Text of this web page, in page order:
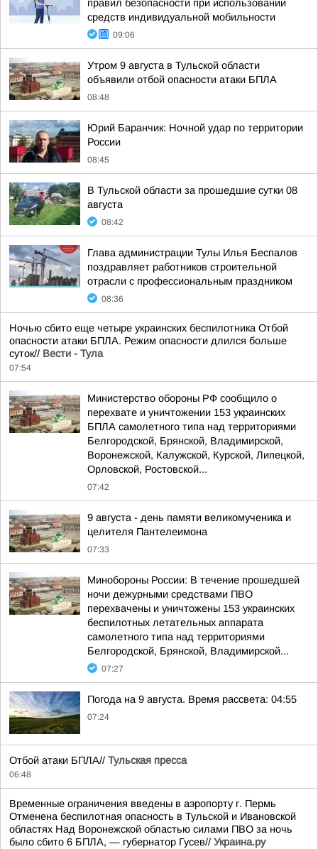
правил безопасности при использовании
средств индивидуальной мобильности
09:06
Утром 9 августа в Тульской области
объявили отбой опасности атаки БПЛА
08:48
Юрий Баранчик: Ночной удар по территории
России
08:45
В Тульской области за прошедшие сутки 08
августа
08:42
Глава администрации Тулы Илья Беспалов
поздравляет работников строительной
отрасли с профессиональным праздником
08:36
Ночью сбито еще четыре украинских беспилотника Отбой
опасности атаки БПЛА. Режим опасности длился больше
суток// Вести - Тула
07:54
Министерство обороны РФ сообщило о
перехвате и уничтожении 153 украинских
БПЛА самолетного типа над территориями
Белгородской, Брянской, Владимирской,
Воронежской, Калужской, Курской, Липецкой,
Орловской, Ростовской...
07:42
9 августа - день памяти великомученика и
целителя Пантелеимона
07:33
Минобороны России: В течение прошедшей
ночи дежурными средствами ПВО
перехвачены и уничтожены 153 украинских
беспилотных летательных аппарата
самолетного типа над территориями
Белгородской, Брянской, Владимирской...
07:27
Погода на 9 августа. Время рассвета: 04:55
07:24
Отбой атаки БПЛА// Тульская пресса
06:48
Временные ограничения введены в аэропорту г. Пермь
Отменена беспилотная опасность в Тульской и Ивановской
областях Над Воронежской областью силами ПВО за ночь
было сбито 6 БПЛА, — губернатор Гусев// Украина.ру